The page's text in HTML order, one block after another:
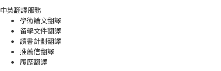
中英翻譯服務
學術論文翻譯
留學文件翻譯
讀書計劃翻譯
推薦信翻譯
履歷翻譯